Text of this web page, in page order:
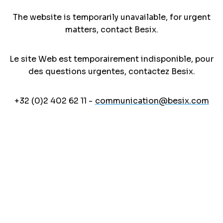
The website is temporarily unavailable, for urgent
matters, contact Besix.
Le site Web est temporairement indisponible, pour
des questions urgentes, contactez Besix.
+32 (0)2 402 62 11 - communication@besix.com